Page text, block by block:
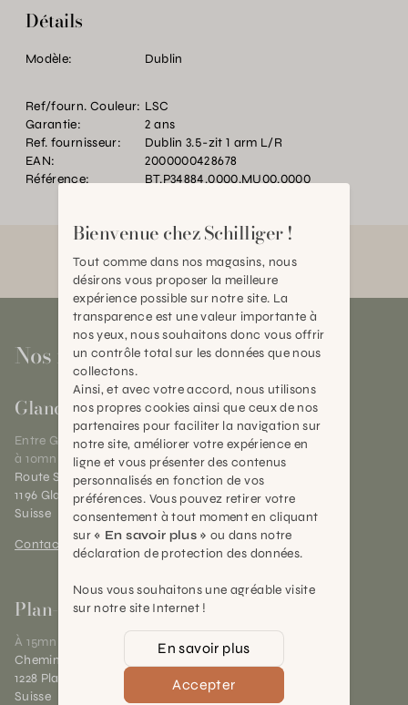
Détails
Modèle: Dublin
Ref/fourn. Couleur: LSC
Garantie:
2 ans
Ref. fournisseur:
Dublin 3.5-zit 1 arm L/R
EAN:
2000000428678
Référence:
BT.P34884.0000.MU00.0000
Nos magasins
Gland
Entre Genève et Lausanne,
à 10mn de Nyon
Route Suisse 40
1196 Gland (VD)
Suisse
Contact et horaires
Plan-les-Ouates
À 15mn du centre de Genève
Chemin des Charrotons 25
1228 Plan-les-Ouates (GE)
Suisse
Bienvenue chez Schilliger !
Tout comme dans nos magasins, nous
désirons vous proposer la meilleure
expérience possible sur notre site. La
transparence est une valeur importante à
nos yeux, nous souhaitons donc vous offrir
un contrôle total sur les données que nous
collectons.
Ainsi, et avec votre accord, nous utilisons
nos propres cookies ainsi que ceux de nos
partenaires pour faciliter la navigation sur
notre site, améliorer votre expérience en
ligne et vous présenter des contenus
personnalisés en fonction de vos
préférences. Vous pouvez retirer votre
consentement à tout moment en cliquant
sur « En savoir plus » ou dans notre
déclaration de protection des données.
Nous vous souhaitons une agréable visite
sur notre site Internet !
En savoir plus
Accepter